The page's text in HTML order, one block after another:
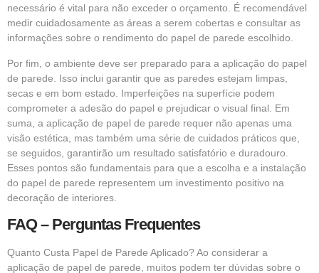
necessário é vital para não exceder o orçamento. É recomendável
medir cuidadosamente as áreas a serem cobertas e consultar as
informações sobre o rendimento do papel de parede escolhido.
Por fim, o ambiente deve ser preparado para a aplicação do papel
de parede. Isso inclui garantir que as paredes estejam limpas,
secas e em bom estado. Imperfeições na superfície podem
comprometer a adesão do papel e prejudicar o visual final. Em
suma, a aplicação de papel de parede requer não apenas uma
visão estética, mas também uma série de cuidados práticos que,
se seguidos, garantirão um resultado satisfatório e duradouro.
Esses pontos são fundamentais para que a escolha e a instalação
do papel de parede representem um investimento positivo na
decoração de interiores.
FAQ – Perguntas Frequentes
Quanto Custa Papel de Parede Aplicado? Ao considerar a
aplicação de papel de parede, muitos podem ter dúvidas sobre o